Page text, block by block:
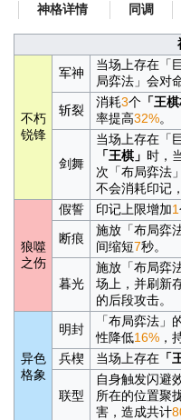
神格详情 同调
不朽
锐锋
军神
当场上存在「
局弈法」会对
斩裂
消耗3个「王棋
率提高32%。
剑舞
当场上存在「
「王棋」 时，
次「布局弈法
不会消耗印记
狼噬
之伤
假誓 印记上限增加1
断痕
施放「布局弈
间缩短7秒。
暮光
施放「布局弈
场上，并刷新
的后段攻击。
异色
格象
明封
「布局弈法」
性降低16%，
兵楔
当场上存在「
联型
自身触发闪避
所在的位置聚
害，造成共计